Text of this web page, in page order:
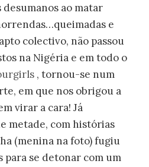
ao matar
e
colectivo, não passou
na Nigéria e em todo o
, tornou-se num
em que nos obrigou a
virar a cara! Já
metade, com histórias
(menina na foto) fugiu
se detonar com um